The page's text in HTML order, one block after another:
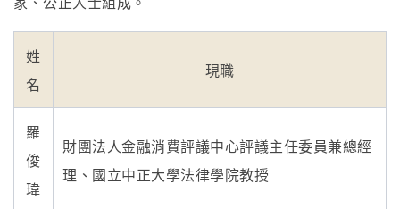
姓
名
現職
羅
俊
瑋
財團法人金融消費評議中心評議主任委員兼總經
理、國立中正大學法律學院教授